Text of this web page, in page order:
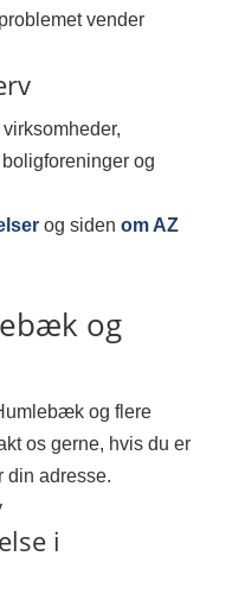
vender
og
og siden om AZ
og
og flere
os gerne, hvis du er
din adresse.
i